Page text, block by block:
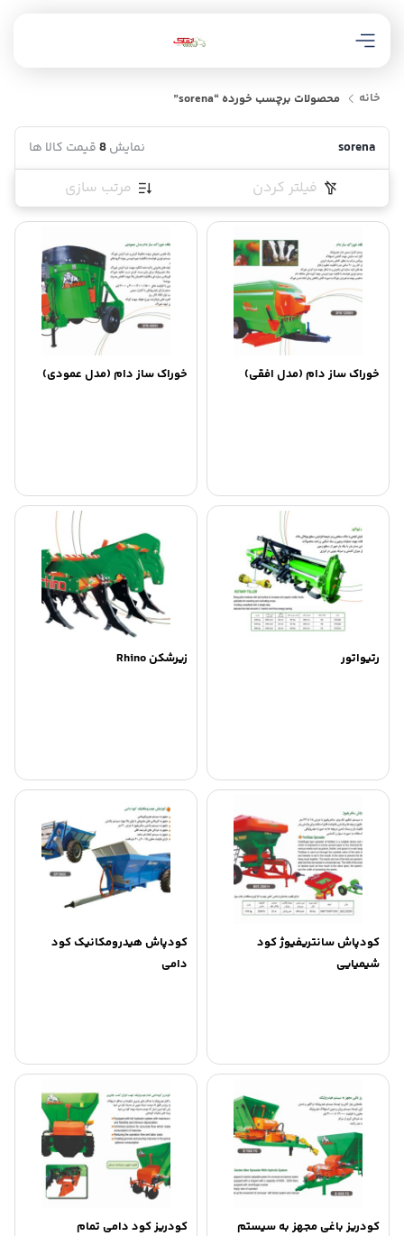
خانه محصولات برچسب خورده “sorena”
sorena نمایش8قیمت کالا ها
فیلتر کردن مرتب سازی
خوراک ساز دام (مدل افقی) خوراک ساز دام (مدل عمودی)
رتیواتور زیرشکن Rhino
کودپاش سانتریفیوژ کود
شیمیایی
کودپاش هیدرومکانیک کود
دامی
کودریز باغی مجهز به سیستم
کودریز کود دامی تمام